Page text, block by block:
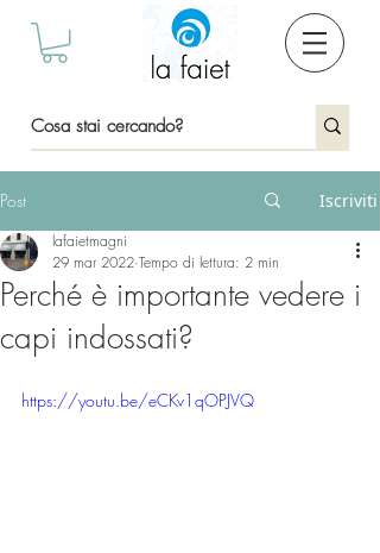
Post Iscriviti
Perché è importante vedere i
capi indossati?
lafaietmagni
29 mar 2022 Tempo di lettura: 2 min
https://youtu.be/eCKv1qOPJVQ